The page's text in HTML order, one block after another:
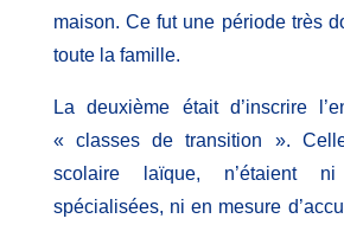
maison. Ce fut une période très
toute la famille.
La deuxième était d’inscrire
« classes de transition ».
scolaire laïque, n’étaient
spécialisées, ni en mesure